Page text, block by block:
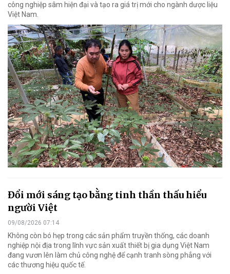
công nghiệp sâm hiện đại và tạo ra giá trị mới cho ngành dược liệu
Việt Nam.
Đổi mới sáng tạo bằng tinh thần thấu hiểu
người Việt
09/08/2026 07:14
Không còn bó hẹp trong các sản phẩm truyền thống, các doanh
nghiệp nội địa trong lĩnh vực sản xuất thiết bị gia dụng Việt Nam
đang vươn lên làm chủ công nghệ để cạnh tranh sòng phẳng với
các thương hiệu quốc tế.